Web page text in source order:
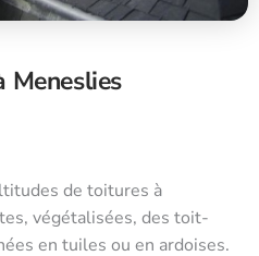
Meneslies
de toitures à
végétalisées, des toit-
en tuiles ou en ardoises.